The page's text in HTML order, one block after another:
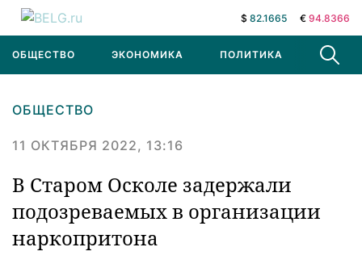
$ 82.1665 € 94.8366
ОБЩЕСТВО ЭКОНОМИКА ПОЛИТИКА В МИРЕ
ОБЩЕСТВО
11 ОКТЯБРЯ 2022, 13:16
В Старом Осколе задержали
подозреваемых в организации
наркопритона